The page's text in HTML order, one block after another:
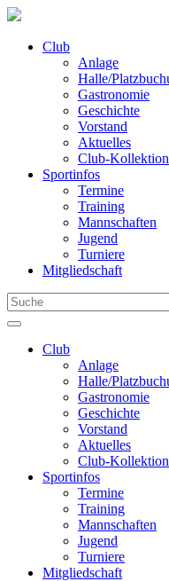
Club
Anlage
Halle/
Gastronomie
Geschichte
Vorstand
Aktuelles
Club-Kollektion
Sportinfos
Termine
Training
Mannschaften
Jugend
Turniere
Mitgliedschaft
Club
Anlage
Halle/
Gastronomie
Geschichte
Vorstand
Aktuelles
Club-Kollektion
Sportinfos
Termine
Training
Mannschaften
Jugend
Turniere
Mitgliedschaft